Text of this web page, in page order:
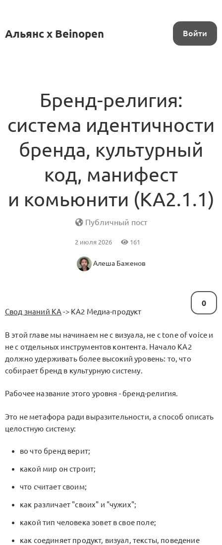
Альянс x Beinopen Войти
Бренд-религия:
система идентичности
бренда, культурный
код, манифест
и комьюнити (KA2.1.1)
Публичный пост
2 июля 2026 161
Алеша Баженов
0
Свод знаний KA-> KA2 Медиа-продукт
В этой главе мы начинаем не с визуала, не с tone of voice и
не с отдельных инструментов контента. Начало KA2
должно удерживать более высокий уровень: то, что
собирает бренд в культурную систему.
Рабочее название этого уровня - бренд-религия.
Это не метафора ради выразительности, а способ описать
целостную систему:
во что бренд верит;
какой мир он строит;
что считает своим;
как различает "своих" и "чужих";
какой тип человека зовет в свое поле;
как соединяет продукт, визуал, тексты, поведение